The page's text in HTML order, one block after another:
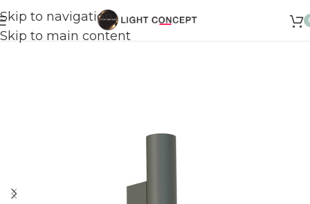
Skip to navigation
Skip to main content